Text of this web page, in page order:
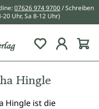
07626 974 9700/ Schreiben
20 Uhr, Sa 8-12 Uhr)
Du hast 0
Hingle
Hingle ist die